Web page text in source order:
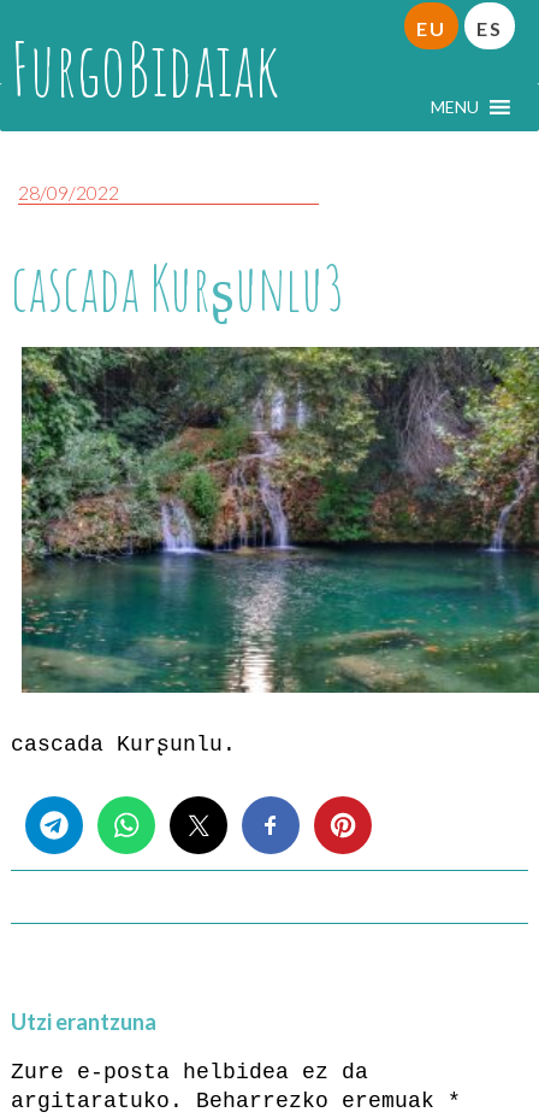
FurgoBidaiak MENU
EU ES
28/09/2022
cascada Kurʂunlu3
cascada Kurʂunlu.
Utzi erantzuna
Zure e-posta helbidea ez da
argitaratuko.
Beharrezko eremuak
*